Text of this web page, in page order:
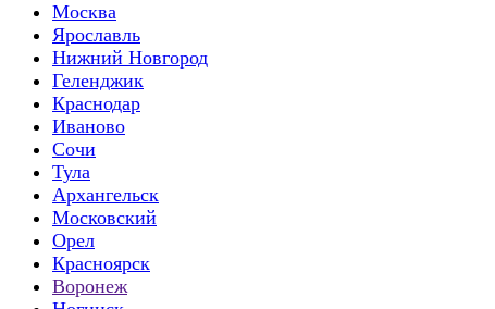
Москва
Ярославль
Нижний Новгород
Геленджик
Краснодар
Иваново
Сочи
Тула
Архангельск
Московский
Орел
Красноярск
Воронеж